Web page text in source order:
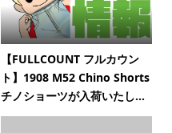
【FULLCOUNT フルカウン
ト】1908 M52 Chino Shorts
チノショーツが入荷いたし...